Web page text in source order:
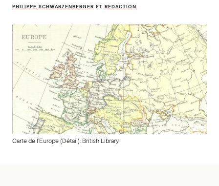
PHILIPPE SCHWARZENBERGER ETREDACTION
Carte de l’Europe (Détail). British Library